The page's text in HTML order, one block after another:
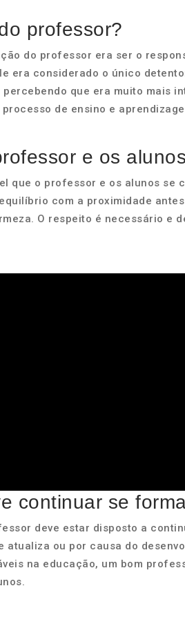
professor?
do professor era ser o
era considerado o único
que era muito mais
de ensino e
e os
que o professor e os alunos se
com a proximidade
O respeito é necessário e
continuar se
deve estar disposto a
ou por causa do
na educação, um bom